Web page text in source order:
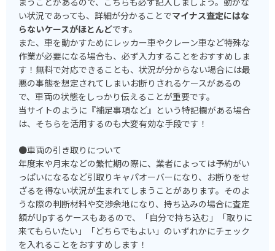
い状況であっても、詳細が分かることでマイナス査定にはな
らないケースがほとんどです。
また、車を動かすためにレッカー車やクレーン車など特殊な
作業が必要になる場合も、必ず入力することをおすすめしま
す！無料で対応できることも、状況が分からない場合には最
悪の事態を想定されてしまいお断りされるケースがあるの
で、車両の状態をしっかり伝えることが重要です。
当サイトのように『補足事項など』という特記欄がある場合
は、そちらを活用するのも大変有効な手段です！
●車両の引き取りについて
年度末や月末などの繁忙期の際に、業者によっては予約がい
っぱいになるなど引取りキャパオーバーになり、お断りをせ
ざるを得ない状況が生まれてしまうことがあります。そのよ
うな際の判断材料や交渉余地になり、持ち込みの場合に査定
額がUpするケースもあるので、「自分で持ち込む」「取りに
来てもらいたい」「どちらでもよい」のいずれかにチェック
を入れることをおすすめします！